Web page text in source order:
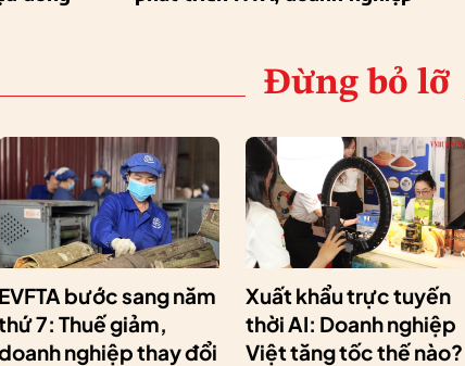
Đừng bỏ lỡ
EVFTA bước sang năm
7: Thuế giảm,
nghiệp thay đổi
Xuất khẩu trực tuyến
thời AI: Doanh nghiệp
Việt tăng tốc thế nào?